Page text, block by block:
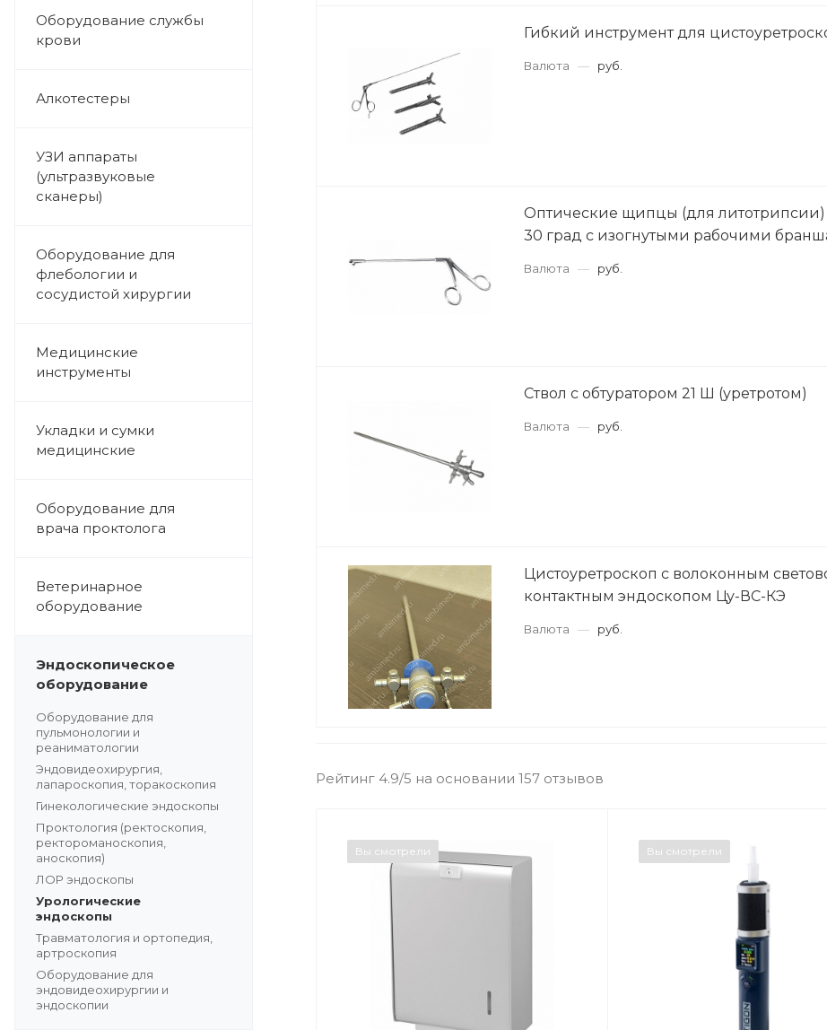
Оборудование службы
крови
Алкотестеры
УЗИ аппараты
(ультразвуковые
сканеры)
Оборудование для
флебологии и
сосудистой хирургии
Медицинские
инструменты
Укладки и сумки
медицинские
Оборудование для
врача проктолога
Ветеринарное
оборудование
Эндоскопическое
оборудование
Оборудование для
пульмонологии и
реаниматологии
Эндовидеохирургия,
лапароскопия, торакоскопия
Гинекологические эндоскопы
Проктология (ректоскопия,
ректороманоскопия,
аноскопия)
ЛОР эндоскопы
Урологические
эндоскопы
Травматология и ортопедия,
артроскопия
Оборудование для
эндовидеохирургии и
эндоскопии
Гибкий инструмент для
Валюта — руб.
Оптические щипцы (для литотрипсии)
30 град с изогнутыми рабочими
Валюта — руб.
Ствол с обтуратором 21 Ш (уретротом)
Валюта — руб.
Цистоуретроскоп с волоконным
контактным эндоскопом Цу-ВС-КЭ
Валюта — руб.
Рейтинг 4.9/5 на основании 157 отзывов
Вы смотрели Вы смотрели